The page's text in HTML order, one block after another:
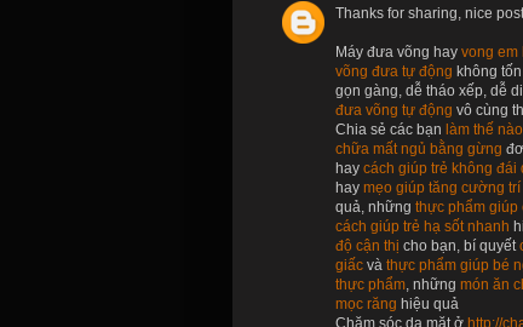
Thanks for sharing, nice
Máy đưa võng hay vong em
võng đưa tự động không
gọn gàng, dễ tháo xếp, dễ
đưa võng tự động vô cùng
Chia sẻ các bạn làm thế
chữa mất ngủ bằng gừng
hay cách giúp trẻ không đái
hay mẹo giúp tăng cường
quả, những thực phẩm giúp
cách giúp trẻ hạ sốt nhanh
độ cận thị cho bạn, bí quyết
giấc và thực phẩm giúp bé
thực phẩm, những món ăn
mọc răng hiệu quả